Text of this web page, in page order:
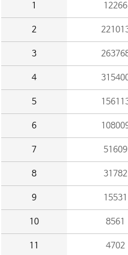
1 12266
2
3
4
5
6
7 51609
8 31782
9 15531
10 8561
11 4702